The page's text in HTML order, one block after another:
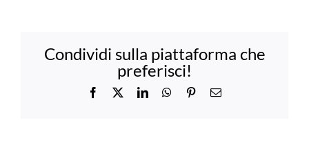
Condividi sulla piattaforma che
preferisci!
Facebook LinkedInWhatsApp
PinterestEmail